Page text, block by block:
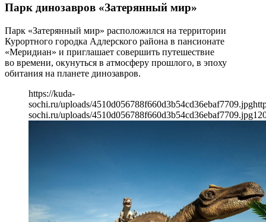
Парк динозавров «Затерянный мир»
Парк «Затерянный мир» расположился на территории
Курортного городка Адлерского района в пансионате
«Меридиан» и приглашает совершить путешествие
во времени, окунуться в атмосферу прошлого, в эпоху
обитания на планете динозавров.
https://kuda-
sochi.ru/uploads/4510d056788f660d3b54cd36ebaf7709.jpg
sochi.ru/uploads/4510d056788f660d3b54cd36ebaf7709.jpg